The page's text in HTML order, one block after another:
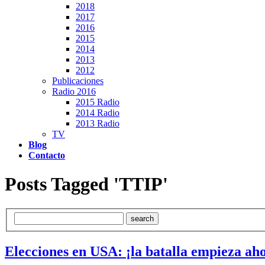
2018
2017
2016
2015
2014
2013
2012
Publicaciones
Radio 2016
2015 Radio
2014 Radio
2013 Radio
TV
Blog
Contacto
Posts Tagged 'TTIP'
Elecciones en USA: ¡la batalla empieza